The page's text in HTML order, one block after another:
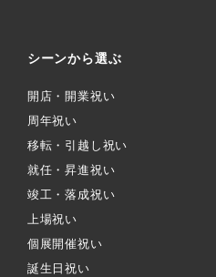
シーンから選ぶ
開店・開業祝い
周年祝い
移転・引越し祝い
就任・昇進祝い
竣工・落成祝い
上場祝い
個展開催祝い
誕生日祝い